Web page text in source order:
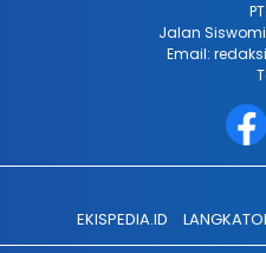
Jalan
Email:
EKISPEDIA.ID